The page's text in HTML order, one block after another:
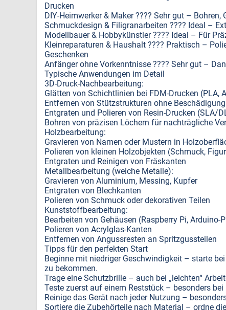
Drucken
DIY-Heimwerker & Maker ???? Sehr gut –
Schmuckdesign & Filigranarbeiten ???? Ideal –
Modellbauer & Hobbykünstler ???? Ideal – Für
Kleinreparaturen & Haushalt ???? Praktisch –
Geschenken
Anfänger ohne Vorkenntnisse ???? Sehr gut –
Typische Anwendungen im Detail
3D-Druck-Nachbearbeitung:
Glätten von Schichtlinien bei FDM-Drucken (PLA,
Entfernen von Stützstrukturen ohne
Entgraten und Polieren von Resin-Drucken (SLA/
Bohren von präzisen Löchern für nachträgliche
Holzbearbeitung:
Gravieren von Namen oder Mustern in
Polieren von kleinen Holzobjekten (Schmuck,
Entgraten und Reinigen von Fräskanten
Metallbearbeitung (weiche Metalle):
Gravieren von Aluminium, Messing, Kupfer
Entgraten von Blechkanten
Polieren von Schmuck oder dekorativen Teilen
Kunststoffbearbeitung:
Bearbeiten von Gehäusen (Raspberry Pi, Arduino-
Polieren von Acrylglas-Kanten
Entfernen von Angussresten an Spritzgussteilen
Tipps für den perfekten Start
Beginne mit niedriger Geschwindigkeit – starte
zu bekommen.
Trage eine Schutzbrille – auch bei „leichten“
Teste zuerst auf einem Reststück – besonders
Reinige das Gerät nach jeder Nutzung –
Sortiere die Zubehörteile nach Material – ordne